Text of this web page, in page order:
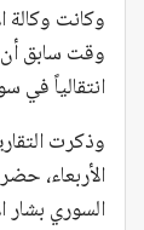
وكانت وكالة
وقت سابق أن
انتقالياً في
وذكرت
الأربعاء،
السوري بشار